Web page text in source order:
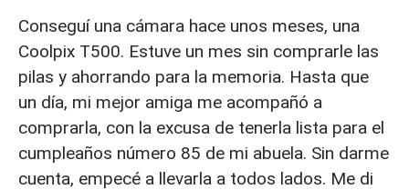
Conseguí una cámara hace unos meses, una
Coolpix T500. Estuve un mes sin comprarle las
pilas y ahorrando para la memoria. Hasta que
un día, mi mejor amiga me acompañó a
comprarla, con la excusa de tenerla lista para el
cumpleaños número 85 de mi abuela. Sin darme
cuenta, empecé a llevarla a todos lados. Me di